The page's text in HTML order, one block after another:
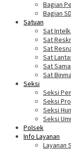
Bagian
Bagian
Satuan
Sat
Sat
Sat
Sat
Sat
Sat
Seksi
Seksi
Seksi
Seksi
Seksi
Polsek
Info Layanan
Layanan